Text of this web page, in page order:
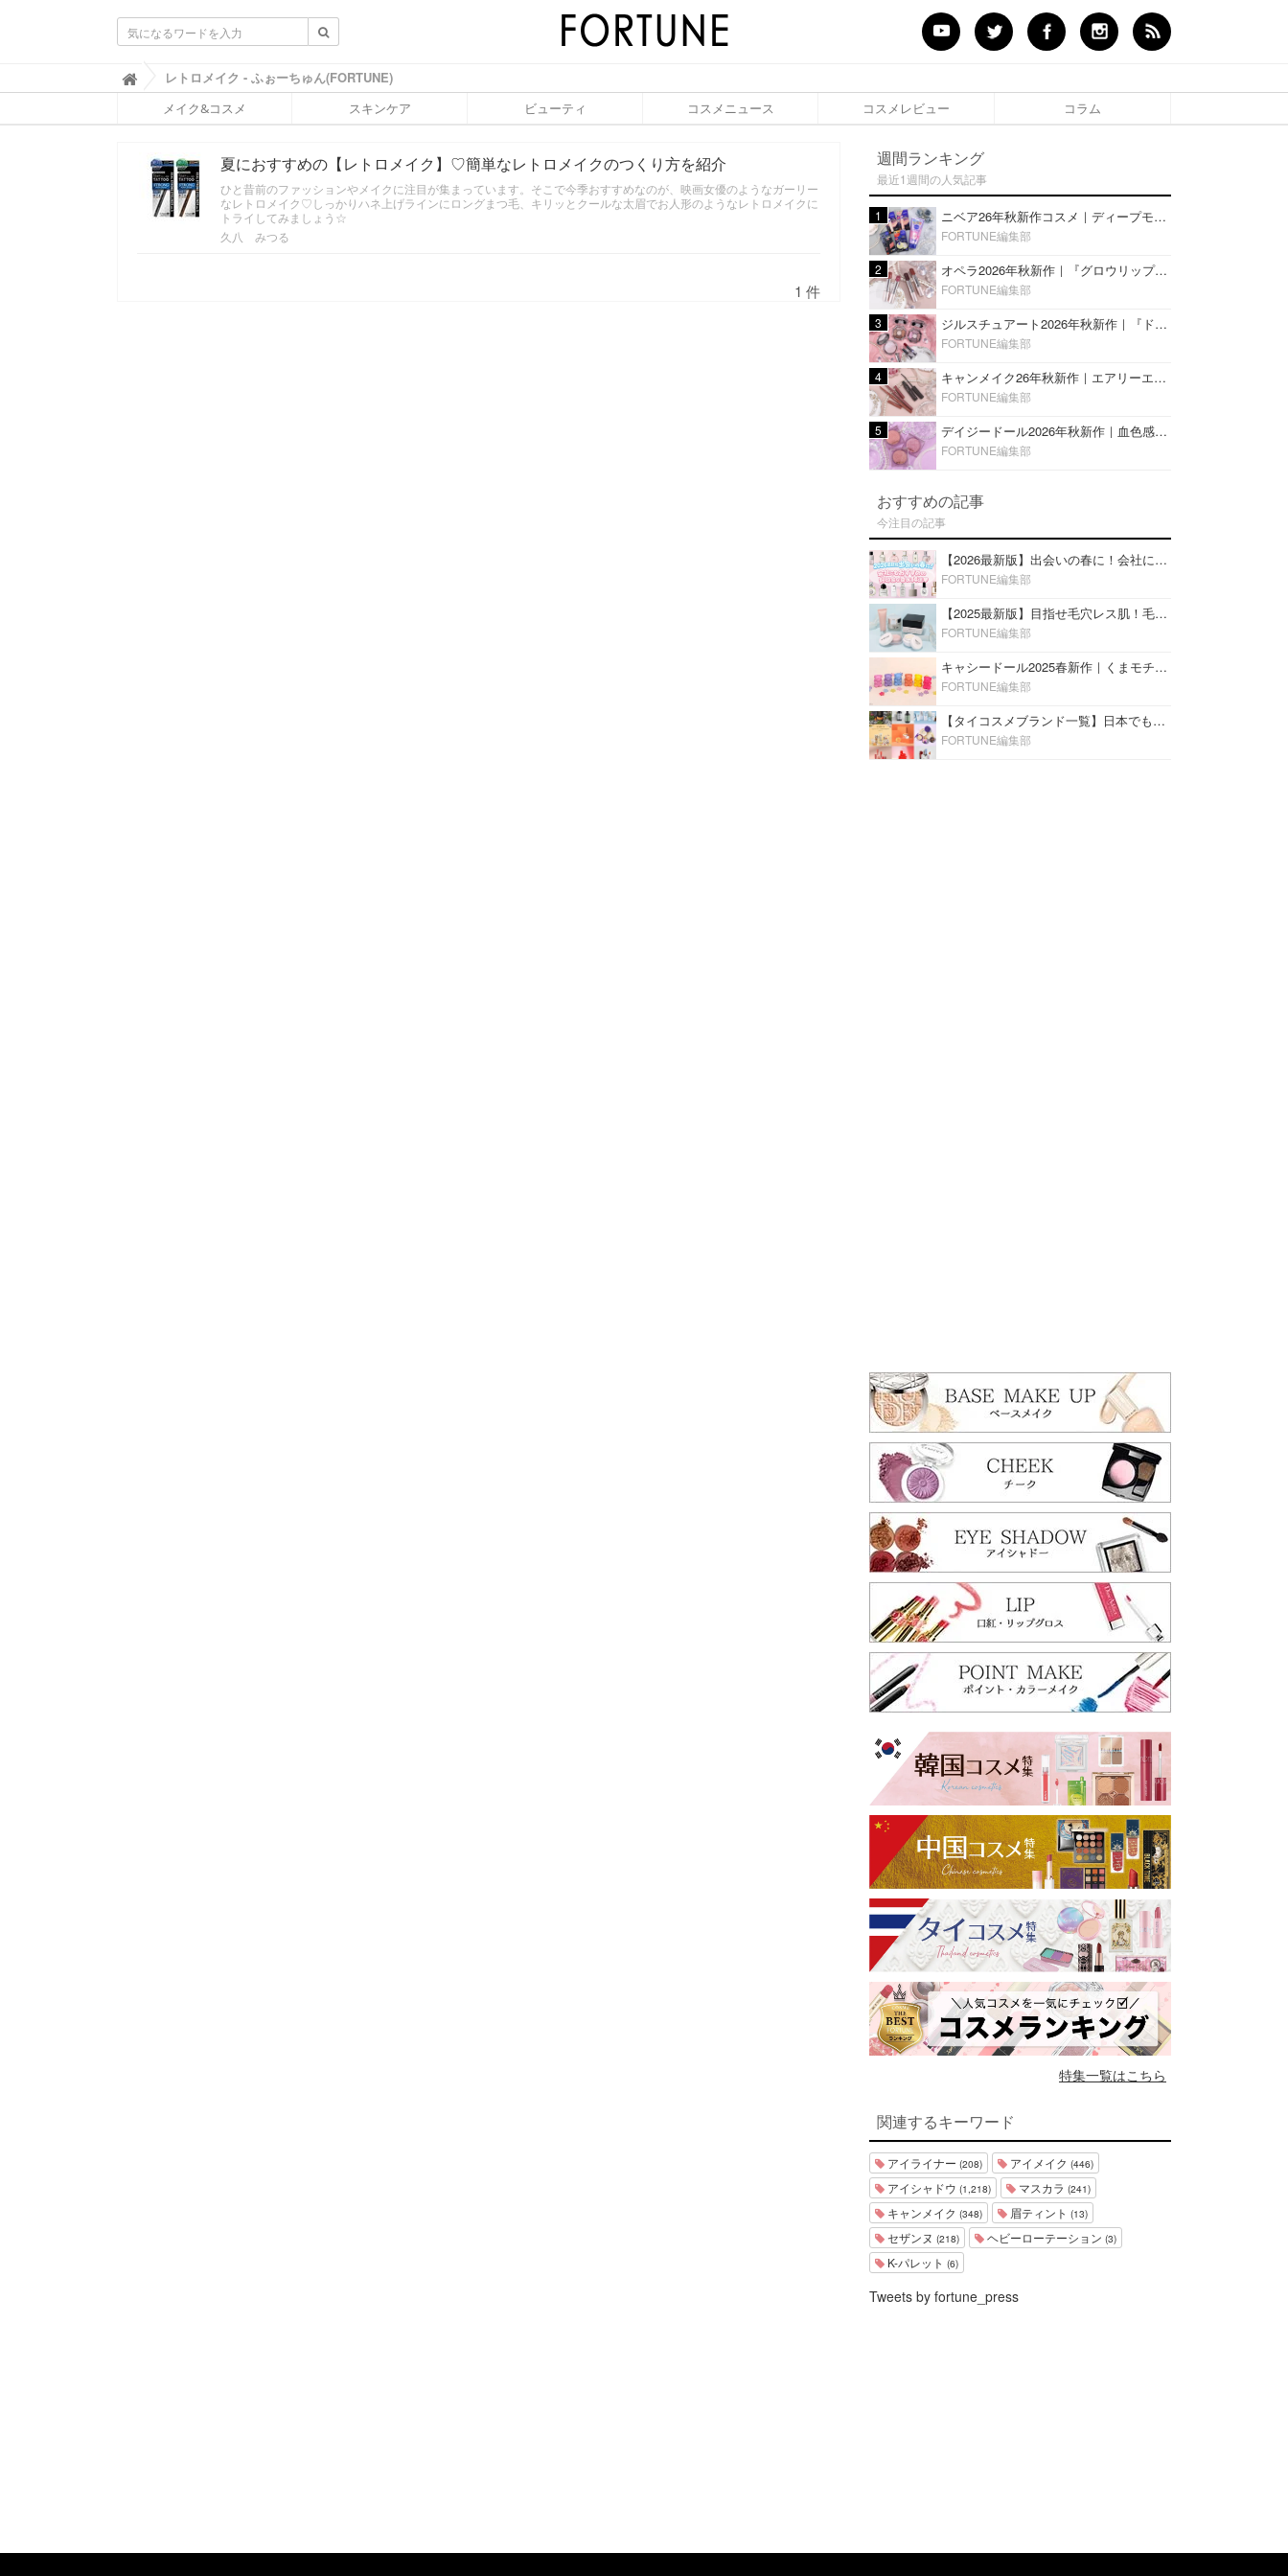
ふ
ぉ
ち
レトロメイク - ふぉーちゅん(FORTUNE)
メイク&コスメ スキンケア ビューティ コスメニュース コスメレビュー コラム
夏におすすめの【レトロメイク】♡簡単なレトロメイクのつくり方を紹介
ひと昔前のファッションやメイクに注目が集まっています。そこで今季おすすめなのが、映画女優のようなガーリー
なレトロメイク♡しっかりハネ上げラインにロングまつ毛、キリッとクールな太眉でお人形のようなレトロメイクに
トライしてみましょう☆
久八 みつる
1 件
週間ランキング
最近1週間の人気記事
1 ニベア26年秋新作コスメ｜ディープモイスチャーリップの美容液タイプや2in1ボディクリームスクラブも
FORTUNE編集部
2 オペラ2026年秋新作｜『グロウリップティント』の新色・限定色はローズジャムカラー♡全4色をレビュー
FORTUNE編集部
3 ジルスチュアート2026年秋新作｜『ドレスドブルーム アイズ』新色や限定ハイライト・リップをレビュー
FORTUNE編集部
4 キャンメイク26年秋新作｜エアリーエクステンションライナー＆カールスナイパーマスカラ新色をレビュー
FORTUNE編集部
5 デイジードール2026年秋新作｜血色感が可愛い♡『パウダー ブラッシュ ブルーム』新3色をレビュー
FORTUNE編集部
おすすめの記事
今注目の記事
【2026最新版】出会いの春に！会社にもおすすめの好印象な香水14選♡ビジネスの場での香水マナーも
FORTUNE編集部
【2025最新版】目指せ毛穴レス肌！毛穴を埋めて隠す「おすすめ部分用下地＆プライマー」ランキング♡
FORTUNE編集部
キャシードール2025春新作｜くまモチーフのミニリップ「シャイニーベア リップモイスト」をレビュー♡
FORTUNE編集部
【タイコスメブランド一覧】日本でも人気沸騰中の“タイコスメ”ブランド20選！
FORTUNE編集部
特集一覧はこちら
関連するキーワード
アイライナー (208) アイメイク (446)
アイシャドウ (1,218) マスカラ (241)
キャンメイク (348) 眉ティント (13)
セザンヌ (218) ヘビーローテーション (3)
K-パレット (6)
Tweets by fortune_press